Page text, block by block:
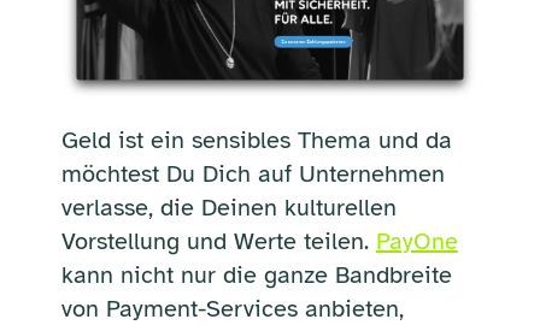
Geld ist ein sensibles Thema und da
möchtest Du Dich auf Unternehmen
verlasse, die Deinen kulturellen
Vorstellung und Werte teilen. PayOne
kann nicht nur die ganze Bandbreite
von Payment-Services anbieten,